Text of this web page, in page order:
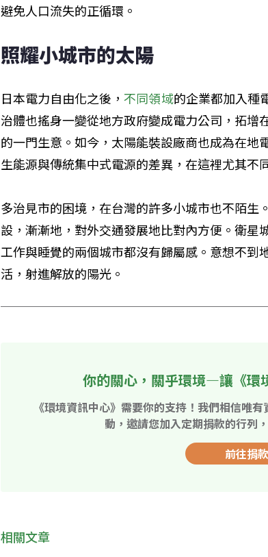
避免人口流失的正循環。
照耀小城市的太陽
日本電力自由化之後， 不同領域的企業都加入種
治體也搖身一變從地方政府變成電力公司，拓增
的一門生意。如今，太陽能裝設廠商也成為在地
生能源與傳統集中式電源的差異，在這裡尤其不
多治見市的困境，在台灣的許多小城市也不陌生
設，漸漸地，對外交通發展地比對內方便。衛星
工作與睡覺的兩個城市都沒有歸屬感。意想不到
活，射進解放的陽光。
你的關心，關乎環境—讓《環
《環境資訊中心》需要你的支持！我們相信唯
動，邀請您加入定期捐款的行列
前往捐款
相關文章